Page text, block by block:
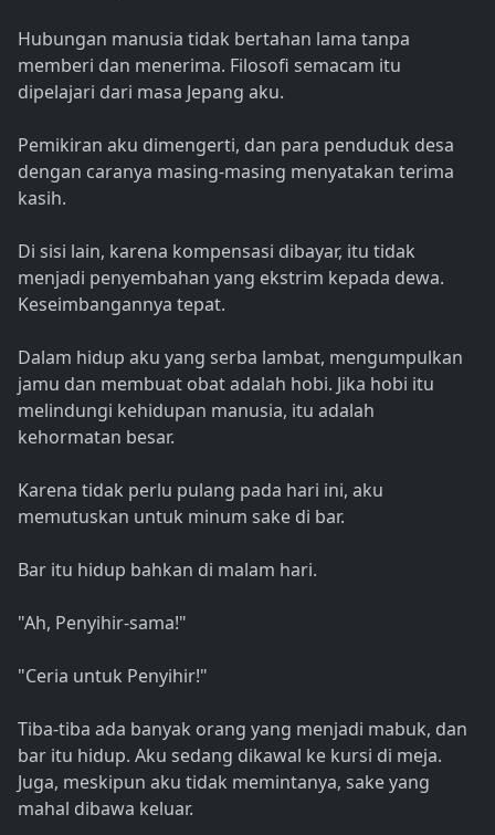
Hubungan manusia tidak bertahan lama tanpa
memberi dan menerima. Filosofi semacam itu
dipelajari dari masa Jepang aku.
Pemikiran aku dimengerti, dan para penduduk desa
dengan caranya masing-masing menyatakan terima
kasih.
Di sisi lain, karena kompensasi dibayar, itu tidak
menjadi penyembahan yang ekstrim kepada dewa.
Keseimbangannya tepat.
Dalam hidup aku yang serba lambat, mengumpulkan
jamu dan membuat obat adalah hobi. Jika hobi itu
melindungi kehidupan manusia, itu adalah
kehormatan besar.
Karena tidak perlu pulang pada hari ini, aku
memutuskan untuk minum sake di bar.
Bar itu hidup bahkan di malam hari.
"Ah, Penyihir-sama!"
"Ceria untuk Penyihir!"
Tiba-tiba ada banyak orang yang menjadi mabuk, dan
bar itu hidup. Aku sedang dikawal ke kursi di meja.
Juga, meskipun aku tidak memintanya, sake yang
mahal dibawa keluar.